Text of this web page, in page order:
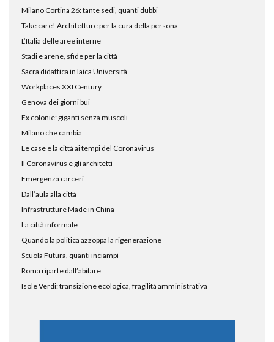
Milano Cortina 26: tante sedi, quanti dubbi
Take care! Architetture per la cura della persona
L’Italia delle aree interne
Stadi e arene, sfide per la città
Sacra didattica in laica Università
Workplaces XXI Century
Genova dei giorni bui
Ex colonie: giganti senza muscoli
Milano che cambia
Le case e la città ai tempi del Coronavirus
Il Coronavirus e gli architetti
Emergenza carceri
Dall’aula alla città
Infrastrutture Made in China
La città informale
Quando la politica azzoppa la rigenerazione
Scuola Futura, quanti inciampi
Roma riparte dall’abitare
Isole Verdi: transizione ecologica, fragilità amministrativa